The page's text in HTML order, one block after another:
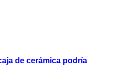
de cerámica podría